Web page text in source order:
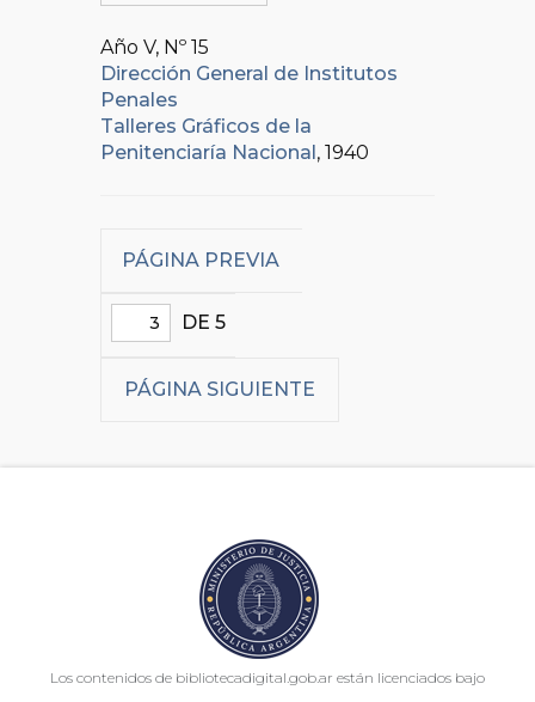
Año V, Nº 15
Dirección General de Institutos
Penales
Talleres Gráficos de la
Penitenciaría Nacional , 1940
PÁGINA PREVIA
DE 5
PÁGINA SIGUIENTE
Los contenidos de bibliotecadigital.gob.ar están licenciados bajo